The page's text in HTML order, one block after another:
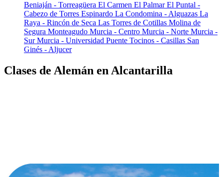
Beniaján - Torreagüera El Carmen El Palmar El Puntal -
Cabezo de Torres Espinardo La Condomina - Alguazas La
Raya - Rincón de Seca Las Torres de Cotillas Molina de
Segura Monteagudo Murcia - Centro Murcia - Norte Murcia -
Sur Murcia - Universidad Puente Tocinos - Casillas San
Ginés - Aljucer
Clases de Alemán en Alcantarilla